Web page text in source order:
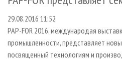
ЛЕСОПИЛЕНИЕ
ДЕРЕВООБРАБОТКА
СУШКА ДРЕВЕСИНЫ
ПРОИЗВОДСТВО ДРЕВЕСНЫХ
НОВОСТИ ЖУРНАЛА
НОВОСТИ КОМПАНИЙ
ПРЕДПРИЯТИЯ ЛПК
ЛЕСНЫЕ РЕГИОНЫ РОССИИ
ПЕРСОНЫ
МОБИЛЬНЫЕ ВЫСТАВКИ
АРХИВ ЖУРНАЛОВ
СТАТЬИ
ПОДПИСКА
КОНТАКТЫ
РЕКЛАМОДАТЕЛЯМ
РЕКЛАМА
РЕКЛАМА НА САЙТЕ
29.08.2016 11:52
PAP-FOR 2016, международая
промышленности, представляет
посвященный технологиям и